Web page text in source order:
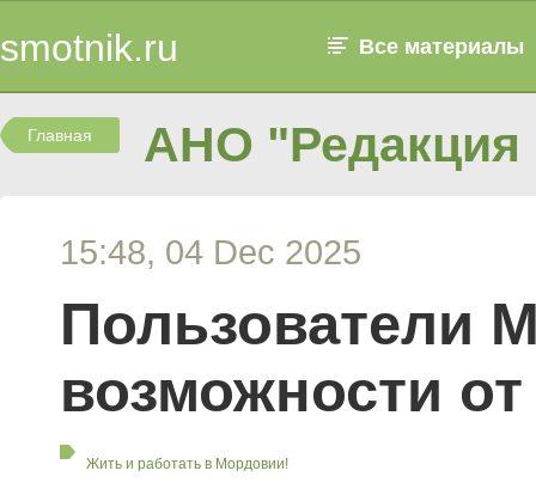
smotnik.ru Все материалы
Главная АНО "Редакция
15:48, 04 Dec 2025
Пользователи
возможности от
Жить и работать в Мордовии!